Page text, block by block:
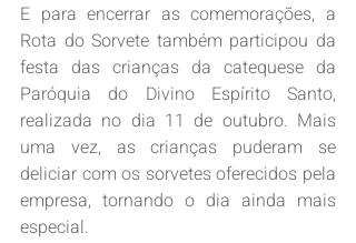
E para encerrar as comemorações, a
Rota do Sorvete também participou da
festa das crianças da catequese da
Paróquia do Divino Espírito Santo,
realizada no dia 11 de outubro. Mais
uma vez, as crianças puderam se
deliciar com os sorvetes oferecidos pela
empresa, tornando o dia ainda mais
especial.